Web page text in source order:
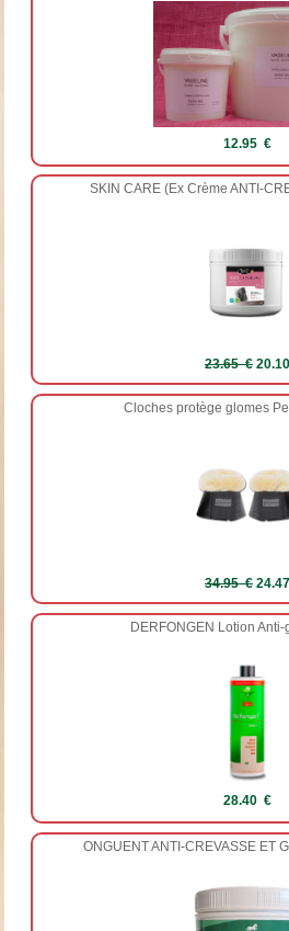
12.95 €
SKIN CARE (Ex Crème ANTI-
23.65 €20.10
Cloches protège glomes
34.95 €24.47
DERFONGEN Lotion
28.40 €
ONGUENT ANTI-CREVASSE ET